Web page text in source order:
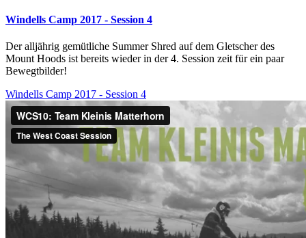
Windells Camp 2017 - Session 4
Der alljährig gemütliche Summer Shred auf dem Gletscher des
Mount Hoods ist bereits wieder in der 4. Session zeit für ein paar
Bewegtbilder!
Windells Camp 2017 - Session 4